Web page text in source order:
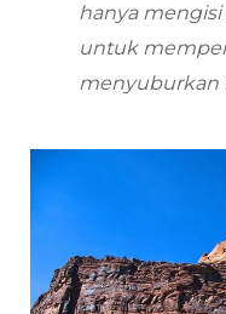
hanya
untuk
menyuburkan